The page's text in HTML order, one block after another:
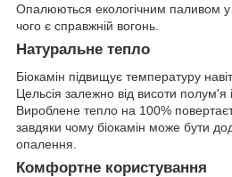
Опалюються екологічним паливом у
чого є справжній вогонь.
Натуральне тепло
Біокамін підвищує температуру
Цельсія залежно від висоти полум'я
Вироблене тепло на 100%
завдяки чому біокамін може бути
опалення.
Комфортне користування